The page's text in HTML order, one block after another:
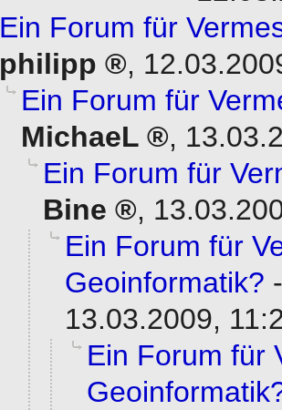
Ein Forum für
philipp
,
Ein Forum für
MichaeL
,
Ein Forum für
Bine
,
Ein Forum für
Geoinformatik?
13.03.2009,
Ein Forum für